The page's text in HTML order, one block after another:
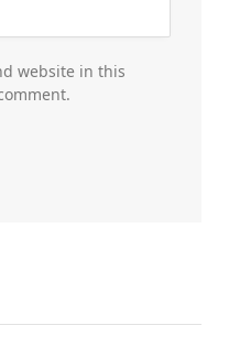
website in this